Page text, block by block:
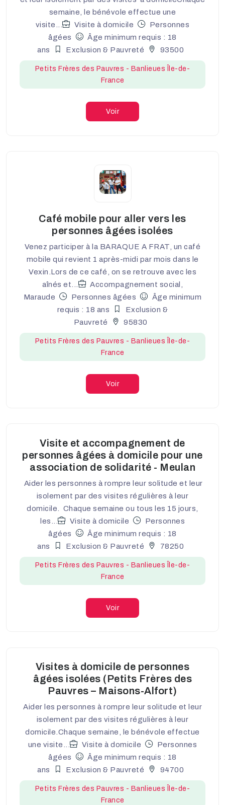
semaine, le bénévole effectue une
visite...
Visite à domicile
Personnes
âgées
Âge minimum requis : 18
ans
Exclusion & Pauvreté 93500
Petits Frères des Pauvres - Banlieues Île-de-
France
Voir
Café mobile pour aller vers les
personnes âgées isolées
Venez participer à la BARAQUE A FRAT, un café
mobile qui revient 1 après-midi par mois dans le
Vexin.Lors de ce café, on se retrouve avec les
aînés et...
Accompagnement social,
Maraude
Personnes âgées
Âge minimum
requis : 18 ans
Exclusion &
Pauvreté
95830
Petits Frères des Pauvres - Banlieues Île-de-
France
Voir
Visite et accompagnement de
personnes âgées à domicile pour une
association de solidarité - Meulan
Aider les personnes à rompre leur solitude et leur
isolement par des visites régulières à leur
domicile. Chaque semaine ou tous les 15 jours,
les...
Visite à domicile
Personnes
âgées
Âge minimum requis : 18
ans
Exclusion & Pauvreté 78250
Petits Frères des Pauvres - Banlieues Île-de-
France
Voir
Visites à domicile de personnes
âgées isolées (Petits Frères des
Pauvres – Maisons-Alfort)
Aider les personnes à rompre leur solitude et leur
isolement par des visites régulières à leur
domicile.Chaque semaine, le bénévole effectue
une visite...
Visite à domicile
Personnes
âgées
Âge minimum requis : 18
ans
Exclusion & Pauvreté 94700
Petits Frères des Pauvres - Banlieues Île-de-
France